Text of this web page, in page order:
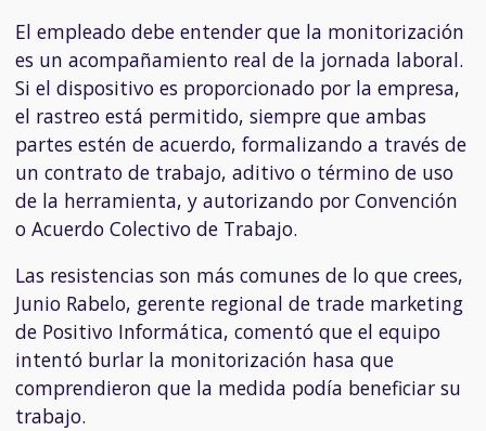
El empleado debe entender que la monitorización
es un acompañamiento real de la jornada laboral.
Si el dispositivo es proporcionado por la empresa,
el rastreo está permitido, siempre que ambas
partes estén de acuerdo, formalizando a través de
un contrato de trabajo, aditivo o término de uso
de la herramienta, y autorizando por Convención
o Acuerdo Colectivo de Trabajo.
Las resistencias son más comunes de lo que crees,
Junio Rabelo, gerente regional de trade marketing
de Positivo Informática, comentó que el equipo
intentó burlar la monitorización hasa que
comprendieron que la medida podía beneficiar su
trabajo.